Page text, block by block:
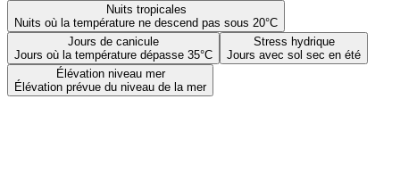
Nuits tropicales
Nuits où la température ne descend pas sous 20°C
Jours de canicule
Jours où la température dépasse 35°C
Stress hydrique
Jours avec sol sec en été
Élévation niveau mer
Élévation prévue du niveau de la mer